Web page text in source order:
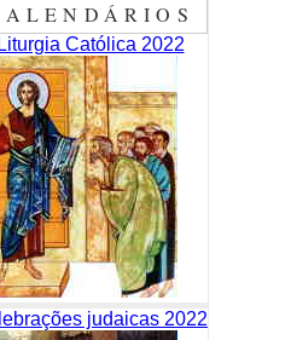
Católica 2022
judaicas 2022